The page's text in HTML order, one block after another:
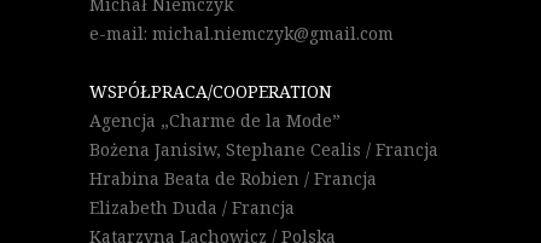
e-mail: michal.niemczyk@gmail.com
WSPÓŁPRACA/COOPERATION
Agencja „Charme de la Mode”
Bożena Janisiw, Stephane Cealis / Francja
Hrabina Beata de Robien / Francja
Elizabeth Duda / Francja
Katarzyna Lachowicz / Polska